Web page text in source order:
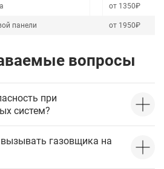
от 1350₽
панели от 1950₽
вопросы
при
систем?
газовщика на